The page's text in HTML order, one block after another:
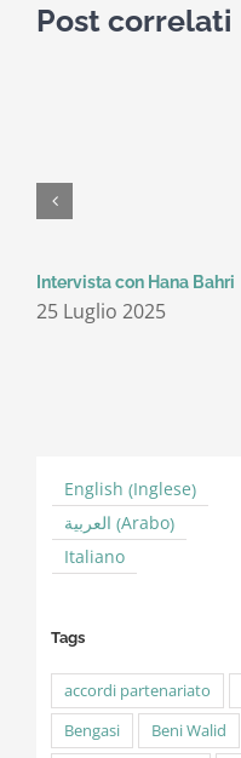
Post correlati
Intervista con Hana Bahri
25 Luglio 2025
English (Inglese)
العربية (Arabo)
Italiano
Tags
accordi partenariato
Bengasi
Beni Walid